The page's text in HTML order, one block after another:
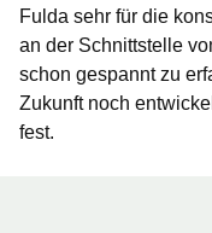
Fulda sehr für die
an der Schnittstelle
schon gespannt zu
Zukunft noch
fest.